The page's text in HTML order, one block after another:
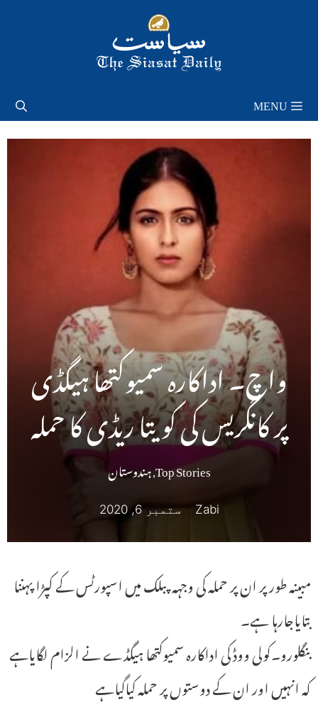
MENU
واچ۔ اداکارہ سمیوکتھا ہیگڈی
پر کانگریس کی کویتا ریڈی کا حملہ
Top Stories
,ہندوستان
Zabi ستمبر 6, 2020
مبینہ طور پر ان پر حملہ کی وجہہ پبلک میں اسپورٹس کے کپڑا پہننا
بتایاجارہا ہے۔
بنگلورو۔کولی ووڈ کی اداکارہ سمیوکتھا ہیگڈے نے الزام لگایاہے
کہ انہیں اور ان کے دوستوں پر حملہ کیاگیاہے